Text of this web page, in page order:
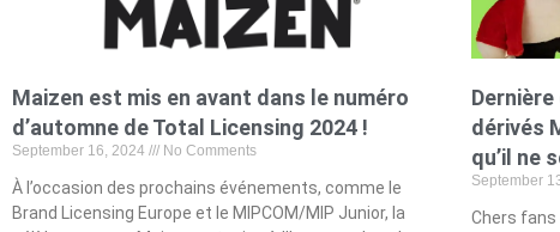
Maizen est mis en avant dans le numéro
d’automne de Total Licensing 2024 !
September 16, 2024 No Comments
À l’occasion des prochains événements, comme le
Brand Licensing Europe et le MIPCOM/MIP Junior, la
dérivés
qu’il ne
September
Chers fans